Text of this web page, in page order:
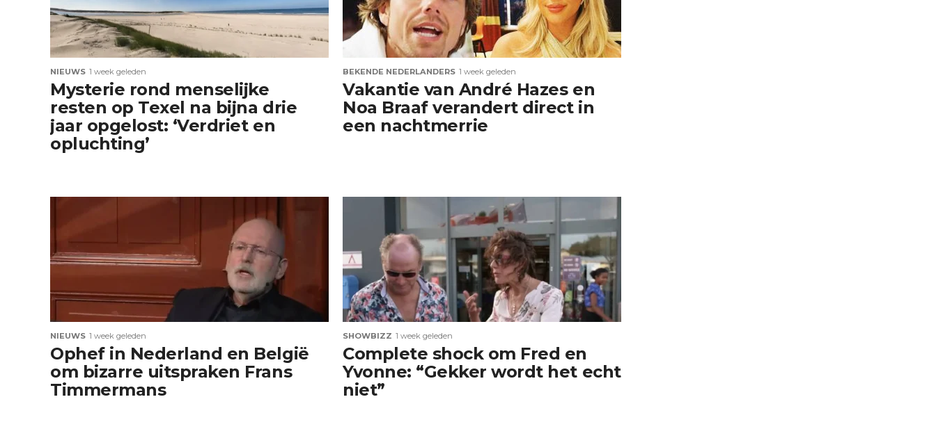
NIEUWS 1 week geleden
Mysterie rond menselijke
resten op Texel na bijna drie
jaar opgelost: ‘Verdriet en
opluchting’
BEKENDE NEDERLANDERS 1 week geleden
Vakantie van André Hazes en
Noa Braaf verandert direct in
een nachtmerrie
NIEUWS 1 week geleden
Ophef in Nederland en België
om bizarre uitspraken Frans
Timmermans
SHOWBIZZ 1 week geleden
Complete shock om Fred en
Yvonne: “Gekker wordt het echt
niet”